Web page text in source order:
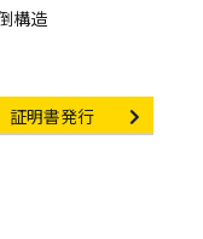
構造
Certificate Issuance
証明書発行